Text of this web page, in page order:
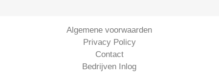
Algemene voorwaarden
Privacy Policy
Contact
Bedrijven Inlog